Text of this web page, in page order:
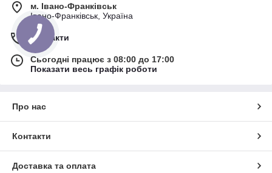
м. Івано-Франківськ
Івано-Франківськ, Україна
Контакти
Сьогодні працює з 08:00 до 17:00
Показати весь графік роботи
Про нас
Контакти
Доставка та оплата